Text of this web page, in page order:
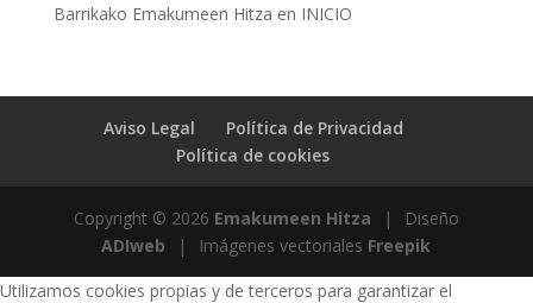
Barrikako Emakumeen Hitza en INICIO
Aviso Legal
Política de Privacidad
Política de cookies
Copyright © 2026 Emakumeen Hitza |
Diseño
ADIweb
| Imágenes vectoriales Freepik
Utilizamos cookies propias y de terceros para garantizar el